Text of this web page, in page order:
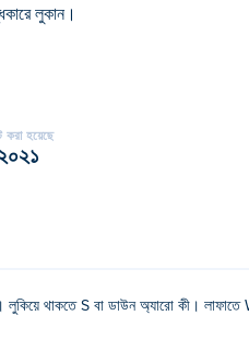
লুকান।
হয়েছে
থাকতে S বা ডাউন অ্যারো কী।